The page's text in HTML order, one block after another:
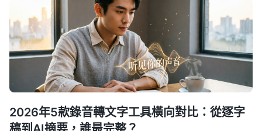
2026年5款錄音轉文字工具橫向對比：從逐字